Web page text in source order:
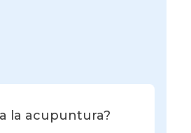
la acupuntura?